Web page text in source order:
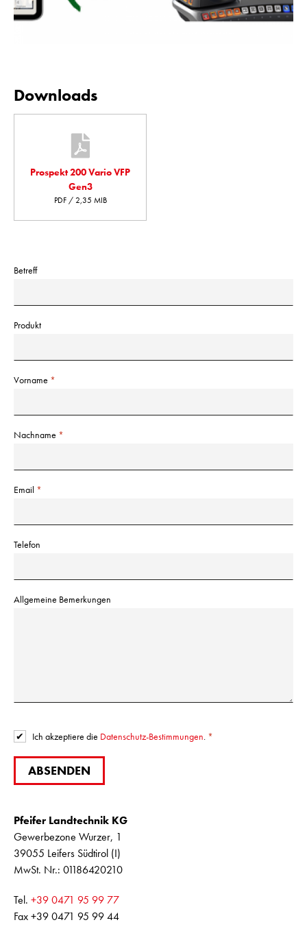
Downloads
Prospekt 200 Vario VFP
Gen3
PDF / 2,35 MIB
Betreff
Produkt
Vorname
Nachname
Email
Telefon
Allgemeine Bemerkungen
Ich akzeptiere die Datenschutz-Bestimmungen
ABSENDEN
Pfeifer Landtechnik KG
Gewerbezone Wurzer, 1
39055 Leifers Südtirol (I)
MwSt. Nr.: 01186420210
Tel. +39 0471 95 99 77
Fax +39 0471 95 99 44